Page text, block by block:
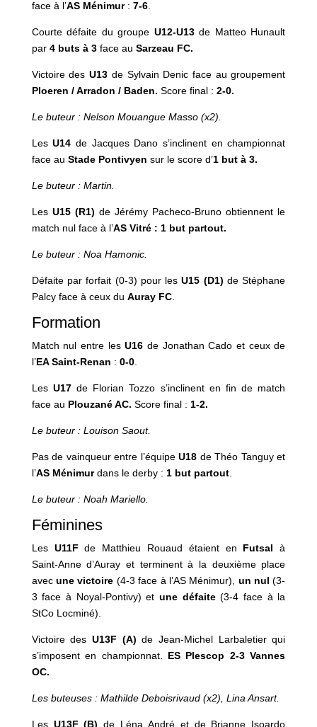
face à l’AS Ménimur: 7-6.
Courte défaite du groupe U12-U13de Matteo Hunault
par 4 buts à 3face au Sarzeau FC.
Victoire des U13 de Sylvain Denic face au groupement
Ploeren / Arradon / Baden. Score final : 2-0.
Le buteur : Nelson Mouangue Masso (x2).
LesU14de Jacques Dano s’inclinent en championnat
face au Stade Pontivyen sur le score d’1 but à 3.
Le buteur : Martin.
Les U15 (R1) de Jérémy Pacheco-Bruno obtiennent le
match nul face à l’AS Vitré : 1 but partout.
Le buteur : Noa Hamonic.
Défaite par forfait (0-3) pour lesU15 (D1) de Stéphane
Palcy face à ceux du Auray FC.
Formation
Match nul entre lesU16 de Jonathan Cado et ceux de
l’EA Saint-Renan : 0-0.
Les U17de Florian Tozzo s’inclinent en fin de match
face au Plouzané AC. Score final : 1-2.
Le buteur : Louison Saout.
Pas de vainqueur entre l’équipeU18 de Théo Tanguy et
l’AS Ménimurdans le derby : 1 but partout.
Le buteur : Noah Mariello.
Féminines
Les U11F de Matthieu Rouaud étaient en Futsal à
Saint-Anne d’Auray et terminent à la deuxième place
avecune victoire (4-3 face à l’AS Ménimur), un nul (3-
3 face à Noyal-Pontivy) et une défaite(3-4 face à la
StCo Locminé).
Victoire desU13F (A)de Jean-Michel Larbaletier qui
s’imposent en championnat. ES Plescop 2-3 Vannes
OC.
Les buteuses : Mathilde Deboisrivaud (x2), Lina Ansart.
Les U13F (B) de Léna André et de Brianne Isoardo